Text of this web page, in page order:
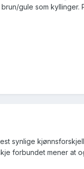
gule som kyllinger.
synlige
forbundet mener at